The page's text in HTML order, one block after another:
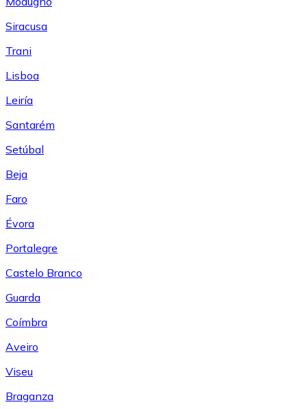
Siracusa
Trani
Lisboa
Leiría
Santarém
Setúbal
Beja
Faro
Évora
Portalegre
Castelo Branco
Guarda
Coímbra
Aveiro
Viseu
Braganza